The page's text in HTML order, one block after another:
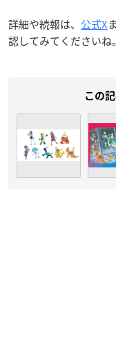
詳細や続報は、 公式X
認してみてくださいね。
この